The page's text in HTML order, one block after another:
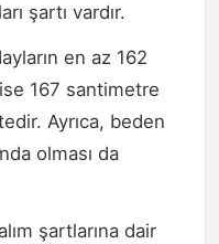
şartı vardır.
en az 162
167 santimetre
Ayrıca, beden
olması da
şartlarına dair